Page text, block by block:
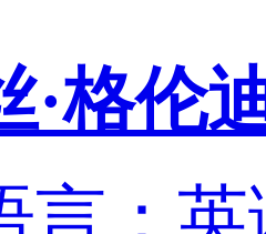
·格伦
言：英